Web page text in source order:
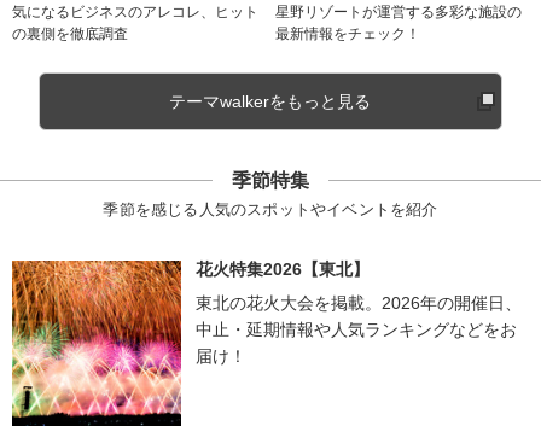
気になるビジネスのアレコレ、ヒット
の裏側を徹底調査
星野リゾートが運営する多彩な施設の
最新情報をチェック！
テーマwalkerをもっと見る
季節特集
季節を感じる人気のスポットやイベントを紹介
花火特集2026【東北】
東北の花火大会を掲載。2026年の開催日、
中止・延期情報や人気ランキングなどをお
届け！